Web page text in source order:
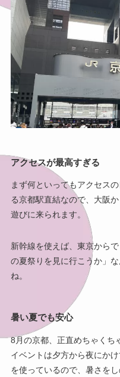
アクセスが最高すぎる
まず何といってもアクセス
る京都駅直結なので、大阪
遊びに来られます。
新幹線を使えば、東京から
の夏祭りを見に行こうか」
ね。
暑い夏でも安心
8月の京都、正直めちゃくち
イベントは夕方から夜にか
を使っているので、暑さを